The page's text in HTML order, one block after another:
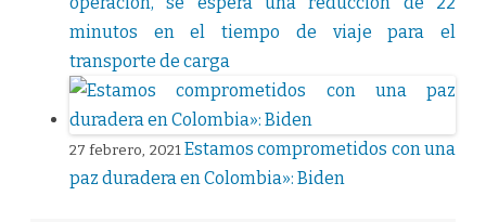
minutos en el tiempo de viaje para el
transporte de carga
27 febrero, 2021 Estamos comprometidos con una
paz duradera en Colombia»: Biden